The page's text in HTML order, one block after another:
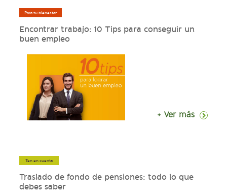
Para tu bienestar
Encontrar trabajo: 10 Tips para conseguir un
buen empleo
+ Ver más
Ten en cuenta
Traslado de fondo de pensiones: todo lo que
debes saber